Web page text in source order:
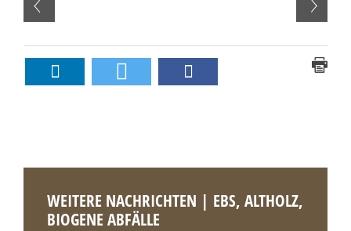
WEITERE NACHRICHTEN | EBS, ALTHOLZ,
BIOGENE ABFÄLLE